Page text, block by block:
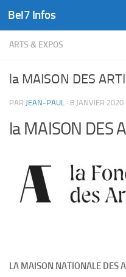
Skip to content
Bel7 Infos
ARTS & EXPOS
la MAISON DES
PAR JEAN-PAUL · 8 JANVIER 2020
la MAISON DES
LA MAISON NATIONALE DES